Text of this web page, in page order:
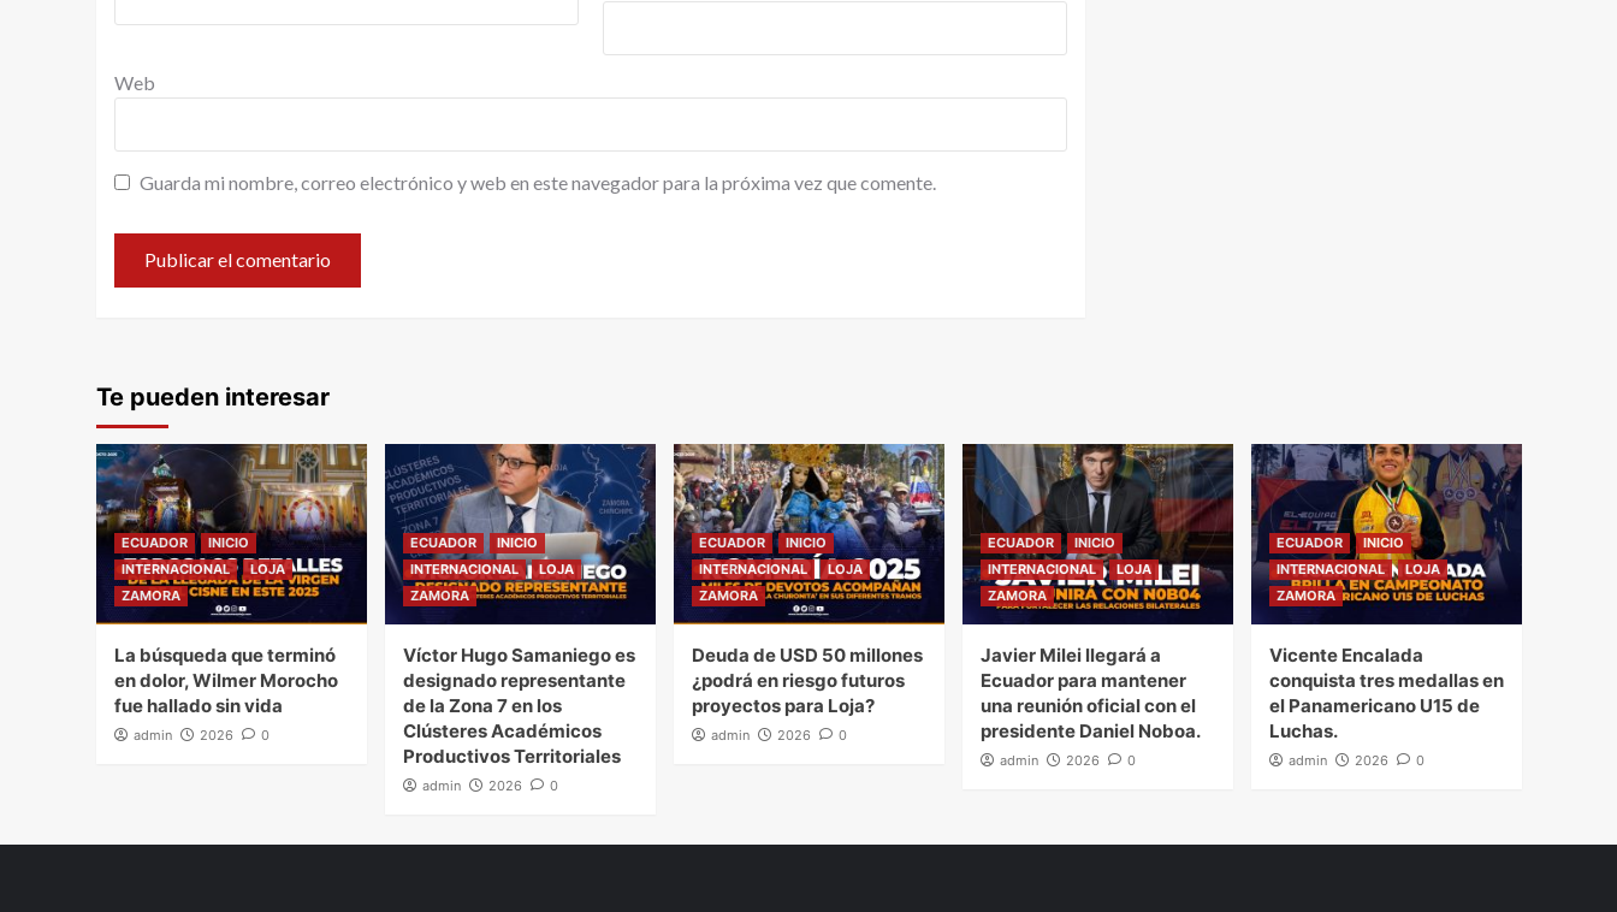
Web
Guarda mi nombre, correo electrónico y web en este navegador para la próxima vez que comente.
Te pueden interesar
ECUADOR
INICIO
INTERNACIONAL
LOJA
ZAMORA
La búsqueda que terminó
en dolor, Wilmer Morocho
fue hallado sin vida
admin 2026 0
ECUADOR
INICIO
INTERNACIONAL
LOJA
ZAMORA
Víctor Hugo Samaniego es
designado representante
de la Zona 7 en los
Clústeres Académicos
Productivos Territoriales
admin 2026 0
ECUADOR
INICIO
INTERNACIONAL
LOJA
ZAMORA
Deuda de USD 50 millones
¿podrá en riesgo futuros
proyectos para Loja?
admin 2026 0
ECUADOR
INICIO
INTERNACIONAL
LOJA
ZAMORA
Javier Milei llegará a
Ecuador para mantener
una reunión oficial con el
presidente Daniel Noboa.
admin 2026 0
ECUADOR
INICIO
INTERNACIONAL
LOJA
ZAMORA
Vicente Encalada
conquista tres medallas en
el Panamericano U15 de
Luchas.
admin 2026 0